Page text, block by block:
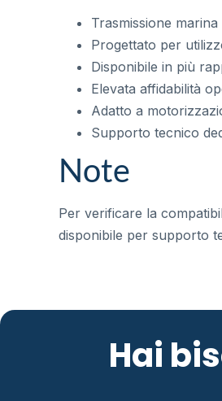
Trasmissione
Progettato per
Disponibile in più
Elevata affidabilità
Adatto a
Supporto tecnico
Note
Per verificare la
disponibile per supporto
Hai